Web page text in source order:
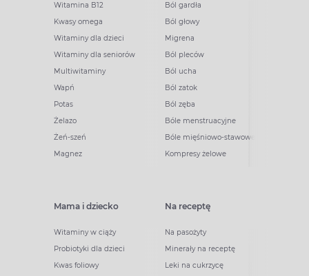
Witamina B12
Kwasy omega
Witaminy dla dzieci
Witaminy dla seniorów
Multiwitaminy
Wapń
Potas
Żelazo
Żeń-szeń
Magnez
Ból gardła
Ból głowy
Migrena
Ból pleców
Ból ucha
Ból zatok
Ból zęba
Bóle menstruacyjne
Bóle mięśniowo-stawowe
Kompresy żelowe
Mama i dziecko
Witaminy w ciąży
Probiotyki dla dzieci
Kwas foliowy
Na receptę
Na pasożyty
Minerały na receptę
Leki na cukrzycę